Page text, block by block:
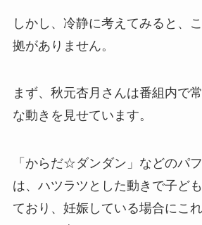
しかし、冷静に考えてみると、
拠がありません。
まず、秋元杏月さんは番組内で
な動きを見せています。
「からだ☆ダンダン」などのパ
は、ハツラツとした動きで子ど
ており、妊娠している場合にこ